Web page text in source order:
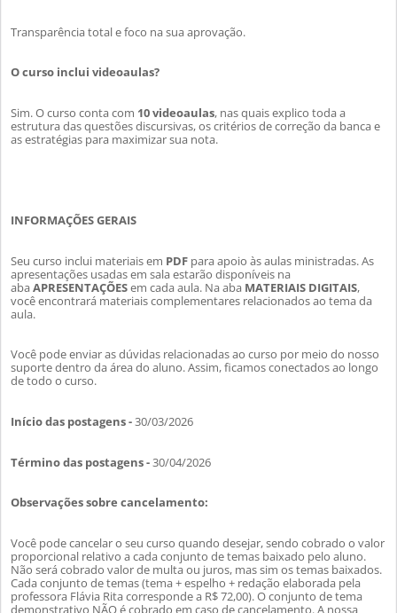
Transparência total e foco na sua aprovação.
O curso inclui videoaulas?
Sim. O curso conta com 10 videoaulas, nas quaisexplico toda a
estrutura das questões discursivas, os critérios de correção da banca e
as estratégias para maximizar sua nota.
INFORMAÇÕES GERAIS
Seu curso inclui materiais em PDF para apoio às aulas ministradas. As
apresentações usadas em sala estarão disponíveis na
abaAPRESENTAÇÕESem cada aula. Na aba MATERIAIS DIGITAIS,
você encontrará materiais complementares relacionados ao tema da
aula.
Você pode enviar as dúvidas relacionadas ao curso por meio do nosso
suporte dentro da área do aluno. Assim, ficamos conectados ao longo
de todo o curso.
Início das postagens -30/03/2026
Término das postagens -30/04/2026
Observações sobre cancelamento:
Você pode cancelar o seu curso quando desejar, sendo cobrado o valor
proporcional relativo a cada conjunto de temas baixado pelo aluno.
Não será cobrado valor de multa ou juros, mas sim os temas baixados.
Cada conjunto de temas (tema + espelho + redação elaborada pela
professora Flávia Rita corresponde a R$ 72,00). O conjunto de tema
demonstrativo NÃO é cobrado em caso de cancelamento. A nossa